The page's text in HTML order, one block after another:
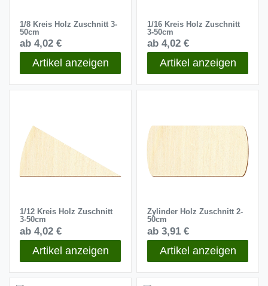
1/8 Kreis Holz Zuschnitt 3-
50cm
ab 4,02 €
Artikel anzeigen
1/16 Kreis Holz Zuschnitt
3-50cm
ab 4,02 €
Artikel anzeigen
1/12 Kreis Holz Zuschnitt
3-50cm
ab 4,02 €
Artikel anzeigen
Zylinder Holz Zuschnitt 2-
50cm
ab 3,91 €
Artikel anzeigen